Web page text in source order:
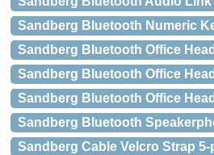
Sandberg Bluetooth Numeric
Sandberg Bluetooth Office
Sandberg Bluetooth Office
Sandberg Bluetooth Office
Sandberg Bluetooth
Sandberg Cable Velcro Strap 5-